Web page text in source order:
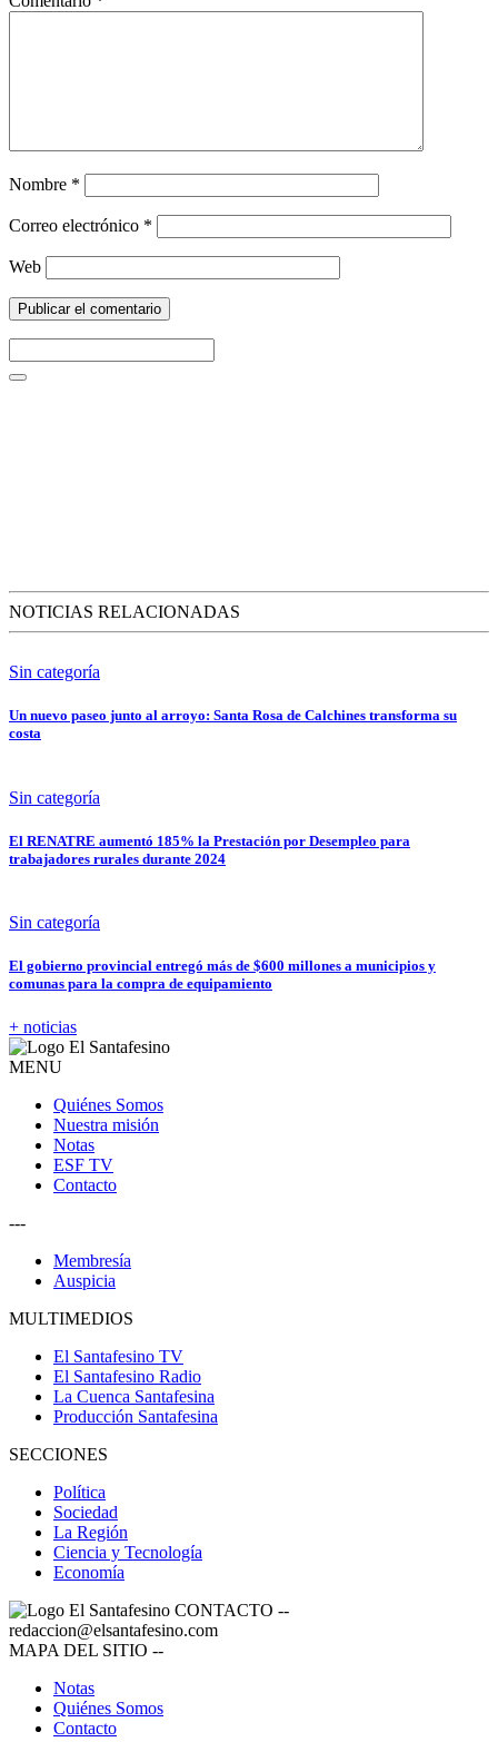
Nombre *
Correo electrónico *
Web
NOTICIAS RELACIONADAS
Sin categoría
Un nuevo paseo junto al arroyo: Santa Rosa de Calchines transforma su
costa
Sin categoría
El RENATRE aumentó 185% la Prestación por Desempleo para
trabajadores rurales durante 2024
Sin categoría
El gobierno provincial entregó más de $600 millones a municipios y
comunas para la compra de equipamiento
+ noticias
MENU
Quiénes Somos
Nuestra misión
Notas
ESF TV
Contacto
---
Membresía
Auspicia
MULTIMEDIOS
El Santafesino TV
El Santafesino Radio
La Cuenca Santafesina
Producción Santafesina
SECCIONES
Política
Sociedad
La Región
Ciencia y Tecnología
Economía
CONTACTO --
redaccion@elsantafesino.com
MAPA DEL SITIO --
Notas
Quiénes Somos
Contacto